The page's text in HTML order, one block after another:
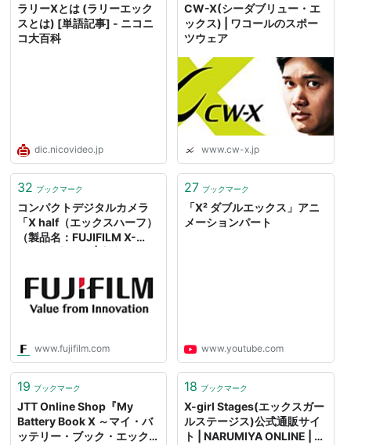
ラリーXとは (ラリーエック
スとは) [単語記事] - ニコニ
コ大百科
dic.nicovideo.jp
CW-X(シーダブリュー・エ
ックス) | ワコールのスポー
ツウェア
www.cw-x.jp
32 ブックマーク
コンパクトデジタルカメラ
「X half（エックスハーフ）
（製品名：FUJIFILM X-
www.fujifilm.com
27 ブックマーク
「X² ダブルエックス」アニ
メーションパート
www.youtube.com
19 ブックマーク
JTT Online Shop『My
Battery Book X ～マイ・バ
ッテリー・ブック・エックス
18 ブックマーク
X-girl Stages(エックスガー
ルステージス)公式通販サイ
ト | NARUMIYA ONLINE | ナ